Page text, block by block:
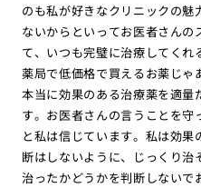
のも私が好きなクリニックの魅
ないからといってお医者さんの
て、いつも完璧に治療してくれ
薬局で低価格で買えるお薬じゃ
本当に効果のある治療薬を適量
す。お医者さんの言うことを
と私は信じています。私は効
断はしないように、じっくり
治ったかどうかを判断しない